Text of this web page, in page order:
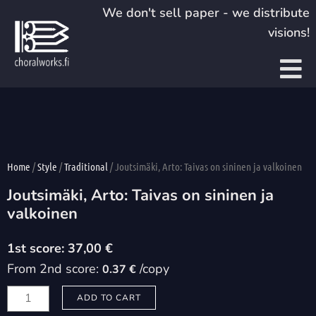
content
We don't sell paper - we distribute
visions!
Home /Style /Traditional / Joutsimäki, Arto: Taivas on sininen ja valkoinen
Joutsimäki, Arto: Taivas on sininen ja
valkoinen
37,00 €
From 2nd score: 0.37 € /copy
Joutsimäki,
ADD TO CART